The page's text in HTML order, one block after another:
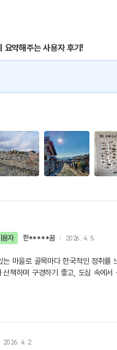
약해주는 사용자 후기!
용자 한*****꿈 2026. 4. 5.
는 마을로 골목마다 한국적인 정취를
책하며 구경하기 좋고, 도심 속에서
2026. 4. 2.